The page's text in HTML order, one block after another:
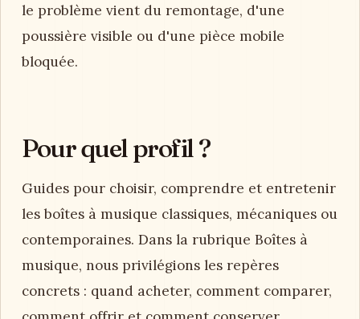
le problème vient du remontage, d'une
poussière visible ou d'une pièce mobile
bloquée.
Pour quel profil ?
Guides pour choisir, comprendre et entretenir
les boîtes à musique classiques, mécaniques ou
contemporaines. Dans la rubrique Boîtes à
musique, nous privilégions les repères
concrets : quand acheter, comment comparer,